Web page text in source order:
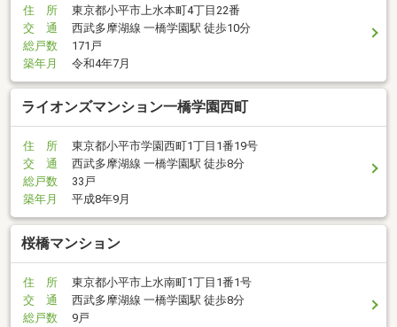
住 所
東京都小平市上水本町4丁目22番
交 通
西武多摩湖線 一橋学園駅 徒歩10分
総戸数
171戸
築年月
令和4年7月
ライオンズマンション一橋学園西町
住 所
東京都小平市学園西町1丁目1番19号
交 通
西武多摩湖線 一橋学園駅 徒歩8分
総戸数
33戸
築年月
平成8年9月
桜橋マンション
住 所
東京都小平市上水南町1丁目1番1号
交 通
西武多摩湖線 一橋学園駅 徒歩8分
総戸数
9戸